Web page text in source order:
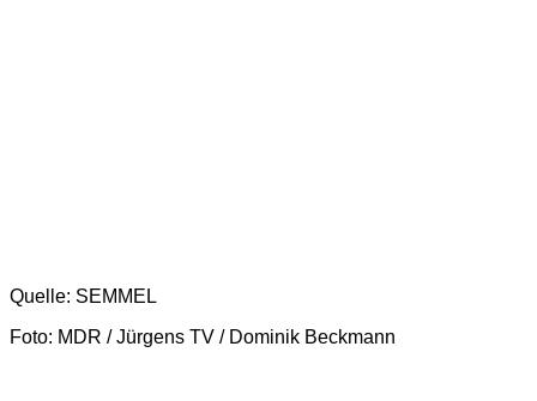
Quelle: SEMMEL
Foto: MDR / Jürgens TV / Dominik Beckmann